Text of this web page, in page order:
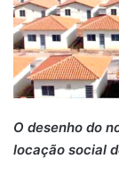
O desenho do
locação social